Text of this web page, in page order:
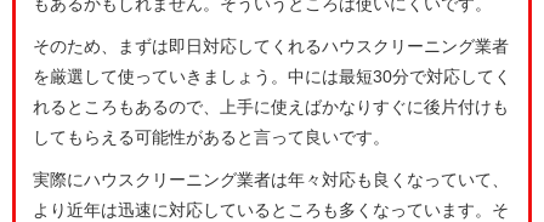
もあるかもしれません。そういうところは使いにくいです。
そのため、まずは即日対応してくれるハウスクリーニング業者
を厳選して使っていきましょう。中には最短30分で対応してく
れるところもあるので、上手に使えばかなりすぐに後片付けも
してもらえる可能性があると言って良いです。
実際にハウスクリーニング業者は年々対応も良くなっていて、
より近年は迅速に対応しているところも多くなっています。そ